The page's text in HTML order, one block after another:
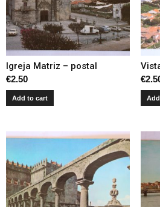
Igreja Matriz – postal
€2.50
Add to cart
€